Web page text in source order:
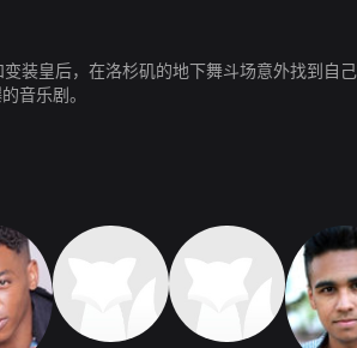
装皇后，在洛杉矶的地下舞斗场意外找到自
音乐剧。